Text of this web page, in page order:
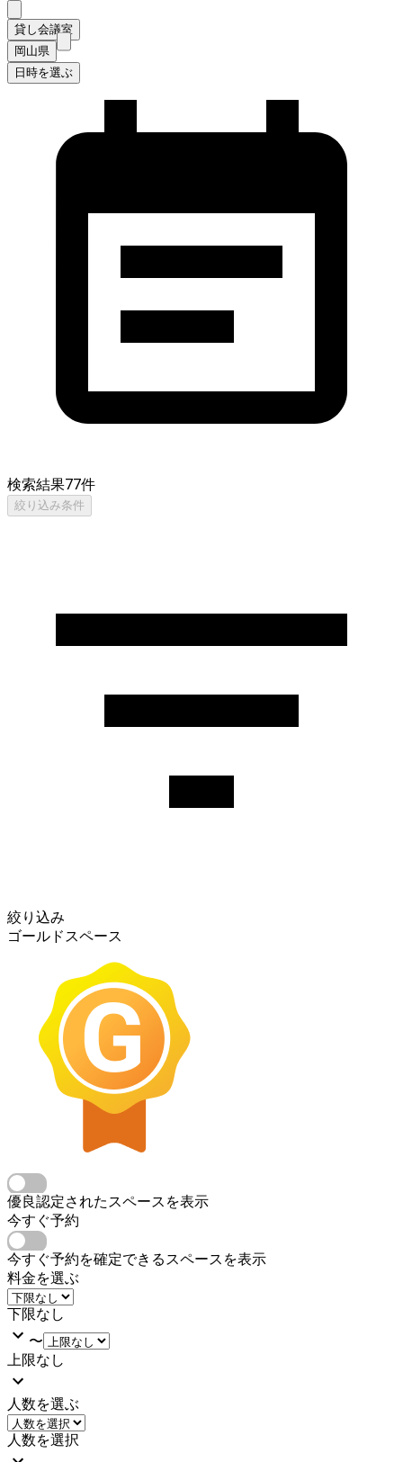
貸し会議室
岡山県
日時を選ぶ
検索結果77件
絞り込み条件
絞り込み
ゴールドスペース
優良認定されたスペースを表示
今すぐ予約
今すぐ予約を確定できるスペースを表示
料金を選ぶ
下限なし
〜
上限なし
人数を選ぶ
人数を選択